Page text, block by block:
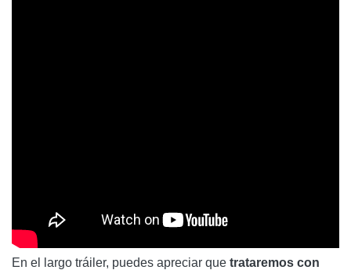
En el largo tráiler, puedes apreciar que trataremos con